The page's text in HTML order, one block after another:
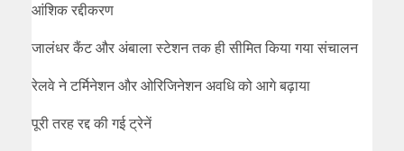
आंशिक रद्दीकरण
जालंधर कैंट और अंबाला स्टेशन तक ही सीमित किया गया संचालन
रेलवे ने टर्मिनेशन और ओरिजिनेशन अवधि को आगे बढ़ाया
पूरी तरह रद्द की गई ट्रेनें